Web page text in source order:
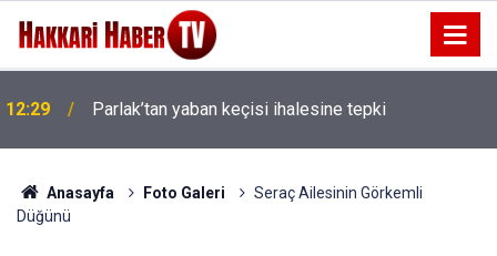
12:29 Parlak’tan yaban keçisi ihalesine tepki
Anasayfa Foto Galeri
Seraç Ailesinin Görkemli
Düğünü